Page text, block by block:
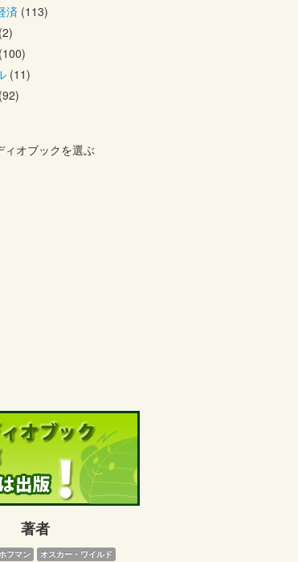
済 (113)
(2)
(100)
(11)
(92)
ィオブックを選ぶ
著者
フマン
オスカー・ワイルド